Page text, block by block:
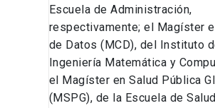
Escuela de Administración,
respectivamente; el Magíster
de Datos (MCD), del Instituto
Ingeniería Matemática y
el Magíster en Salud Pública
(MSPG), de la Escuela de